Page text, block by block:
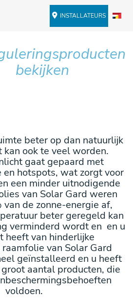
INSTALLATEURS
bekijken
beter op dan natuurlijk
kan ook te veel worden.
gaat gepaard met
hotspots, wat zorgt voor
een minder uitnodigende
van Solar Gard weren
de zonne-energie af,
beter geregeld kan
verminderd wordt en en u
heeft van hinderlijke
raamfolie van Solar Gard
geïnstalleerd en u heeft
aantal producten, die
voldoen.